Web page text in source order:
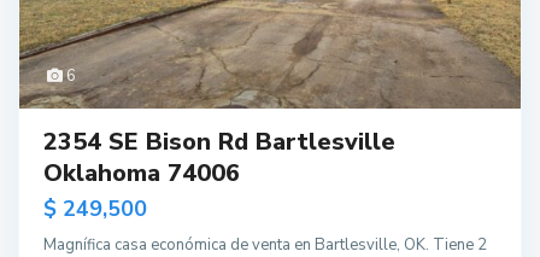
6
2354 SE Bison Rd Bartlesville
Oklahoma 74006
$ 249,500
Magnífica casa económica de venta en Bartlesville, OK. Tiene 2